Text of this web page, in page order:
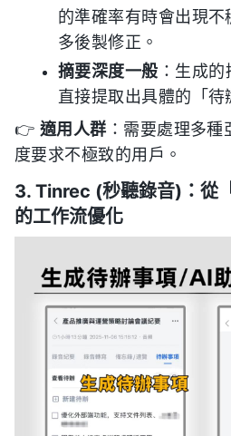
的準確率有時會出現
多後製修正。
摘要深度一般 ：生成
直接提取出具體的「待
👉 適用人群 ：需要處理多
度要求不極致的用戶。
3. Tinrec (秒聽錄音)：從
的工作流優化